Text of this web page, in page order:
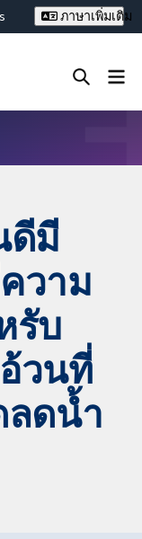
ภาษาเพิ่มเติม
ดีมี
วาม
รับ
วนที่
ลดน้ำ